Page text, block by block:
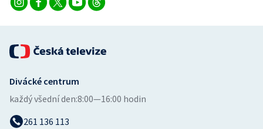
Divácké centrum
každý všední den:8:00—16:00 hodin
261 136 113